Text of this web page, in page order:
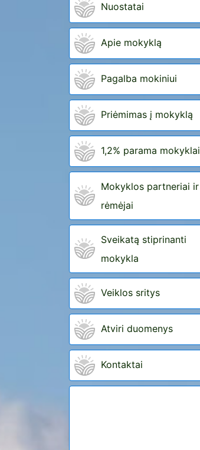
Nuostatai
Apie mokyklą
Pagalba mokiniui
Priėmimas į mokyklą
1,2% parama mokyklai
Mokyklos partneriai ir
rėmėjai
Sveikatą stiprinanti
mokykla
Veiklos sritys
Atviri duomenys
Kontaktai